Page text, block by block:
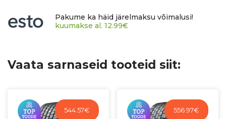
Pakume ka häid järelmaksu võimalusi!
kuumakse al. 12.99€
Vaata sarnaseid tooteid siit:
544.57€ 556.97€